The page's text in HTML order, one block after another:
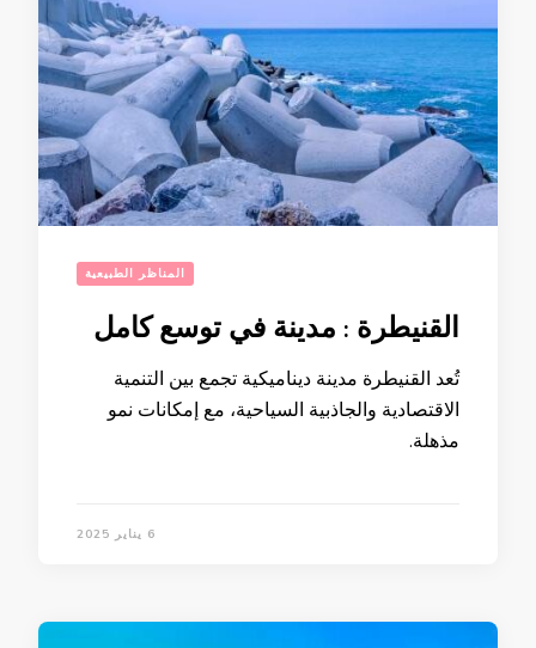
المناظر الطبيعية
القنيطرة : مدينة في توسع كامل
تُعد القنيطرة مدينة ديناميكية تجمع بين التنمية
الاقتصادية والجاذبية السياحية، مع إمكانات نمو
مذهلة.
6 يناير 2025